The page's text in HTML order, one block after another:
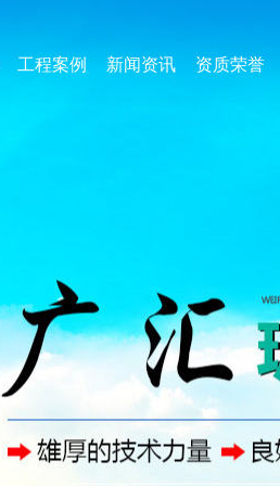
工程案例 新闻资讯 资质荣誉